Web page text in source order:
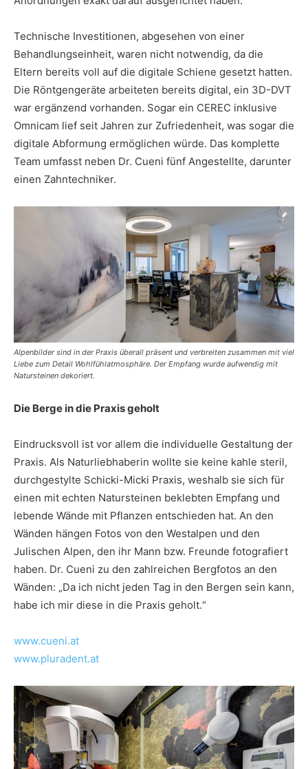
Technische Investitionen, abgesehen von einer
Behandlungseinheit, waren nicht notwendig, da die
Eltern bereits voll auf die digitale Schiene gesetzt hatten.
Die Röntgengeräte arbeiteten bereits digital, ein 3D-DVT
war ergänzend vorhanden. Sogar ein CEREC inklusive
Omnicam lief seit Jahren zur Zufriedenheit, was sogar die
digitale Abformung ermöglichen würde. Das komplette
Team umfasst neben Dr. Cueni fünf Angestellte, darunter
einen Zahntechniker.
Alpenbilder sind in der Praxis überall präsent und verbreiten zusammen mit viel
Liebe zum Detail Wohlfühlatmosphäre. Der Empfang wurde aufwendig mit
Natursteinen dekoriert.
Die Berge in die Praxis geholt
Eindrucksvoll ist vor allem die individuelle Gestaltung der
Praxis. Als Naturliebhaberin wollte sie keine kahle steril,
durchgestylte Schicki-Micki Praxis, weshalb sie sich für
einen mit echten Natursteinen beklebten Empfang und
lebende Wände mit Pflanzen entschieden hat. An den
Wänden hängen Fotos von den Westalpen und den
Julischen Alpen, den ihr Mann bzw. Freunde fotografiert
haben. Dr. Cueni zu den zahlreichen Bergfotos an den
Wänden: „Da ich nicht jeden Tag in den Bergen sein kann,
habe ich mir diese in die Praxis geholt.“
www.cueni.at
www.pluradent.at